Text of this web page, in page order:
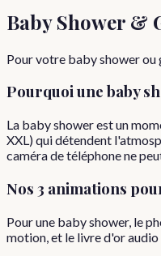
Baby Shower &
Pour votre baby shower ou
Pourquoiune baby
La baby shower est un
XXL) qui détendent
caméra de téléphone ne
Nos 3 animations
Pour une baby shower, le
motion, et le livre d'or